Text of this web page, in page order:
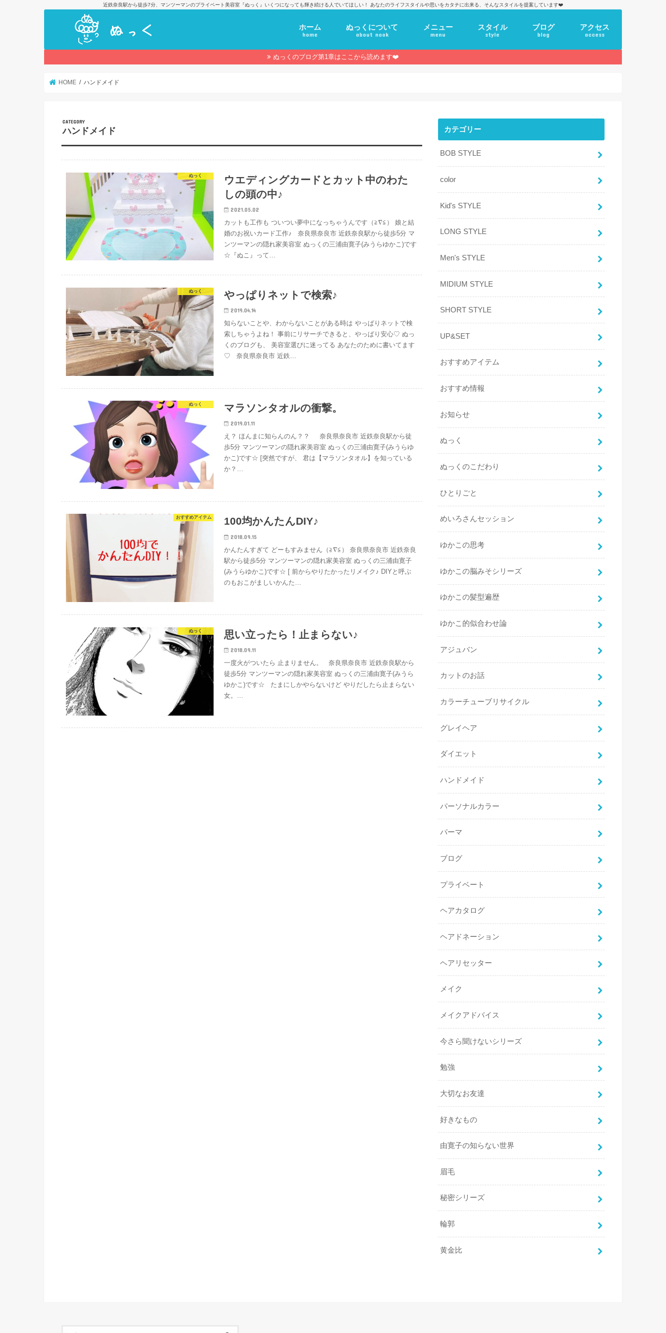
近鉄奈良駅から徒歩7分、マンツーマンのプライベート美容室『ぬっく』いくつになっても輝き続ける人でいてほしい！ あなたのライフスタイルや思いをカタチに出来る、そんなスタイルを提案しています❤️
ホーム
home
ぬっくについて
about nook
メニュー
menu
スタイル
style
ブログ
blog
アクセス
access
ぬっくのブログ第1章はここから読めます❤️
HOME ハンドメイド
CATEGORY
ハンドメイド
ぬっく
ウエディングカードとカット中のわた
しの頭の中♪
2021.05.02
カットも工作も ついつい夢中になっちゃうんです（≧∇≦） 娘と結
婚のお祝いカード工作♪ 奈良県奈良市 近鉄奈良駅から徒歩5分 マ
ンツーマンの隠れ家美容室 ぬっくの三浦由寛子(みうらゆかこ)です
☆『ぬこ』って…
ぬっく やっぱりネットで検索♪
2019.04.14
知らないことや、わからないことがある時は やっぱりネットで検
索しちゃうよね！ 事前にリサーチできると、やっぱり安心♡ ぬっ
くのブログも、 美容室選びに迷ってる あなたのために書いてます
♡ 奈良県奈良市 近鉄…
ぬっく マラソンタオルの衝撃。
2019.01.11
え？ ほんまに知らんのん？？ 奈良県奈良市 近鉄奈良駅から徒
歩5分 マンツーマンの隠れ家美容室 ぬっくの三浦由寛子(みうらゆ
かこ)です☆ [突然ですが、 君は【マラソンタオル】を知っている
か？…
おすすめアイテム 100均かんたんDIY♪
2018.09.15
かんたんすぎて どーもすみません（≧∇≦） 奈良県奈良市 近鉄奈良
駅から徒歩5分 マンツーマンの隠れ家美容室 ぬっくの三浦由寛子
(みうらゆかこ)です☆ [ 前からやりたかったリメイク♪ DIYと呼ぶ
のもおこがましいかんた…
ぬっく 思い立ったら！止まらない♪
2018.09.11
一度火がついたら 止まりません。 奈良県奈良市 近鉄奈良駅から
徒歩5分 マンツーマンの隠れ家美容室 ぬっくの三浦由寛子(みうら
ゆかこ)です☆ たまにしかやらないけど やりだしたら止まらない
女。…
カテゴリー
BOB STYLE
color
Kid's STYLE
LONG STYLE
Men's STYLE
MIDIUM STYLE
SHORT STYLE
UP&SET
おすすめアイテム
おすすめ情報
お知らせ
ぬっく
ぬっくのこだわり
ひとりごと
めいろさんセッション
ゆかこの思考
ゆかこの脳みそシリーズ
ゆかこの髪型遍歴
ゆかこ的似合わせ論
アジュバン
カットのお話
カラーチューブリサイクル
グレイヘア
ダイエット
ハンドメイド
パーソナルカラー
パーマ
ブログ
プライベート
ヘアカタログ
ヘアドネーション
ヘアリセッター
メイク
メイクアドバイス
今さら聞けないシリーズ
勉強
大切なお友達
好きなもの
由寛子の知らない世界
眉毛
秘密シリーズ
輪郭
黄金比